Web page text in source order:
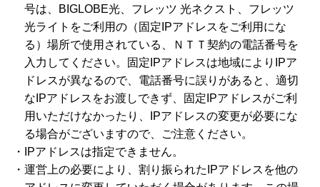
号は、BIGLOBE光、フレッツ 光ネクスト、フレッツ
光ライトをご利用の（固定IPアドレスをご利用にな
る）場所で使用されている、ＮＴＴ契約の電話番号を
入力してください。固定IPアドレスは地域によりIPア
ドレスが異なるので、電話番号に誤りがあると、適切
なIPアドレスをお渡しできず、固定IPアドレスがご利
用いただけなかったり、IPアドレスの変更が必要にな
る場合がございますので、ご注意ください。
IPアドレスは指定できません。
運営上の必要により、割り振られたIPアドレスを他の